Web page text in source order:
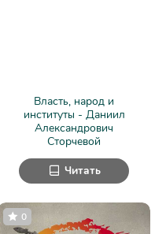
Власть, народ и
институты - Даниил
Александрович
Сторчевой
Читать
0